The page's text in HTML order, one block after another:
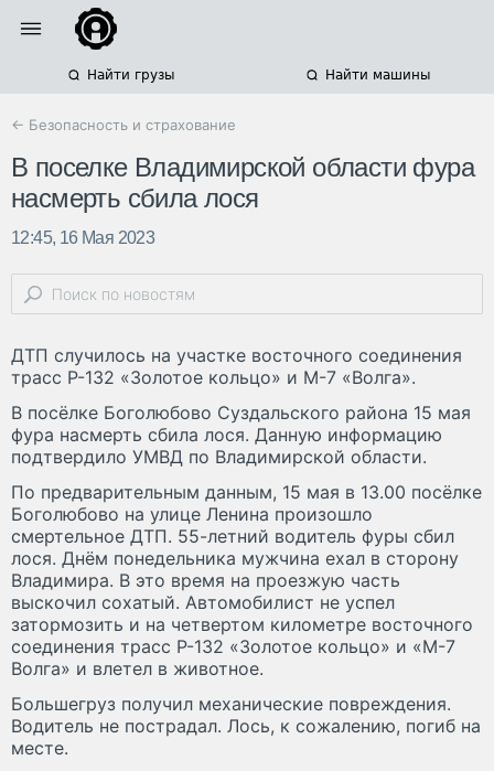
Найти грузы Найти машины
← Безопасность и страхование
В поселке Владимирской области фура
насмерть сбила лося
12:45, 16 Мая 2023
ДТП случилось на участке восточного соединения
трасс Р-132 «Золотое кольцо» и М-7 «Волга».
В посёлке Боголюбово Суздальского района 15 мая
фура насмерть сбила лося. Данную информацию
подтвердило УМВД по Владимирской области.
По предварительным данным, 15 мая в 13.00 посёлке
Боголюбово на улице Ленина произошло
смертельное ДТП. 55-летний водитель фуры сбил
лося. Днём понедельника мужчина ехал в сторону
Владимира. В это время на проезжую часть
выскочил сохатый. Автомобилист не успел
затормозить и на четвертом километре восточного
соединения трасс Р-132 «Золотое кольцо» и «М-7
Волга» и влетел в животное.
Большегруз получил механические повреждения.
Водитель не пострадал. Лось, к сожалению, погиб на
месте.